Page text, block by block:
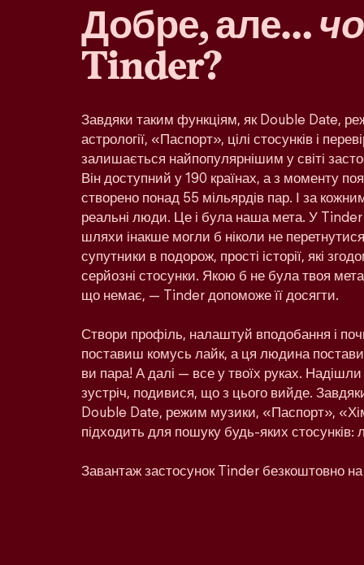
Добре, але…
Tinder?
Завдяки таким функціям, як Double Date,
астрології, «Паспорт», цілі стосунків і
залишається найпопулярнішим у світі
Він доступний у 190 країнах, а з моменту
створено понад 55 мільярдів пар. І за
реальні люди. Це і була наша мета. У
шляхи інакше могли б ніколи не
супутники в подорож, прості історії, які
серйозні стосунки. Якою б не була твоя мета
що немає, — Tinder допоможе її досягти.
Створи профіль, налаштуй вподобання і
поставиш комусь лайк, а ця людина
ви пара! А далі — все у твоїх руках.
зустріч, подивися, що з цього вийде.
Double Date, режим музики, «Паспорт»,
підходить для пошуку будь-яких стосунків:
Завантаж застосунок Tinder безкоштовно